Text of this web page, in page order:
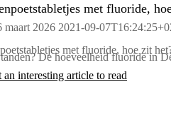
met fluoride,
maart 2026 2021-09-
met fluoride, hoe zit
De hoeveelheid fluoride in
an interesting article to read